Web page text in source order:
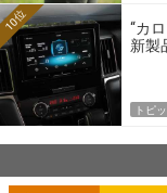
“カ
新製
10位
トピ